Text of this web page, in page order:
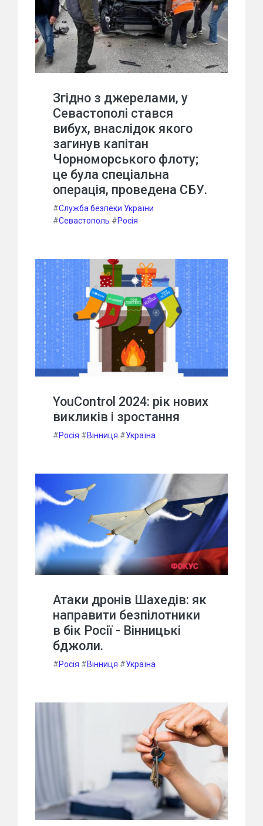
Згідно з джерелами, у
Севастополі стався
вибух, внаслідок якого
загинув капітан
Чорноморського флоту;
це була спеціальна
операція, проведена СБУ.
#Служба безпеки України
#Севастополь #Росія
YouControl 2024: рік нових
викликів і зростання
#Росія #Вінниця #Україна
Атаки дронів Шахедів: як
направити безпілотники
в бік Росії - Вінницькі
бджоли.
#Росія #Вінниця #Україна